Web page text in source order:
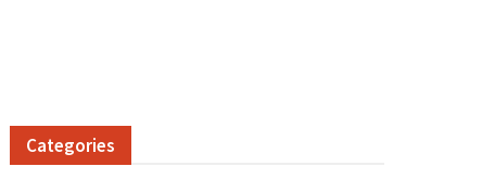
Categories